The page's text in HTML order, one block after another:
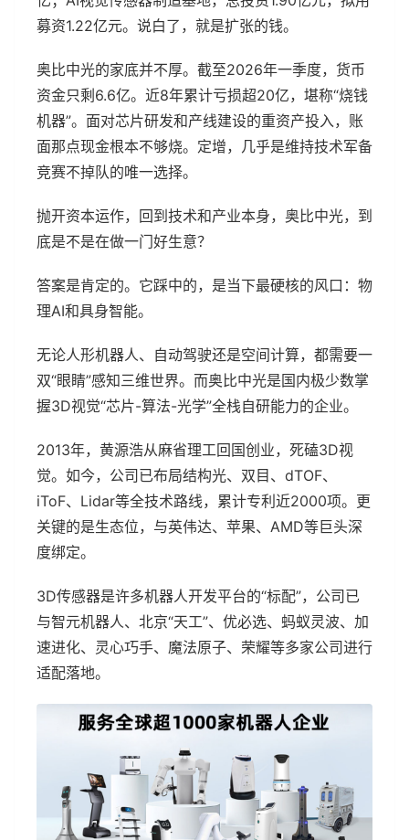
募资1.22亿元。说白了，就是扩张的钱。
奥比中光的家底并不厚。截至2026年一季度，货币
资金只剩6.6亿。近8年累计亏损超20亿，堪称“烧钱
机器”。面对芯片研发和产线建设的重资产投入，账
面那点现金根本不够烧。定增，几乎是维持技术军备
竞赛不掉队的唯一选择。
抛开资本运作，回到技术和产业本身，奥比中光，到
底是不是在做一门好生意？
答案是肯定的。它踩中的，是当下最硬核的风口：物
理AI和具身智能。
无论人形机器人、自动驾驶还是空间计算，都需要一
双“眼睛”感知三维世界。而奥比中光是国内极少数掌
握3D视觉“芯片-算法-光学”全栈自研能力的企业。
2013年，黄源浩从麻省理工回国创业，死磕3D视
觉。如今，公司已布局结构光、双目、dTOF、
iToF、Lidar等全技术路线，累计专利近2000项。更
关键的是生态位，与英伟达、苹果、AMD等巨头深
度绑定。
3D传感器是许多机器人开发平台的“标配”，公司已
与智元机器人、北京“天工”、优必选、蚂蚁灵波、加
速进化、灵心巧手、魔法原子、荣耀等多家公司进行
适配落地。